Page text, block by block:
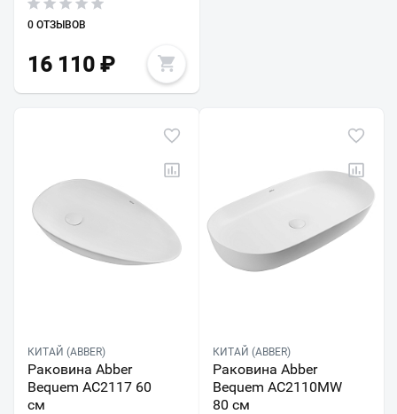
0 ОТЗЫВОВ
16 110 ₽
КИТАЙ (ABBER)
Раковина Abber
Bequem AC2117 60
см
КИТАЙ (ABBER)
Раковина Abber
Bequem AC2110MW
80 см